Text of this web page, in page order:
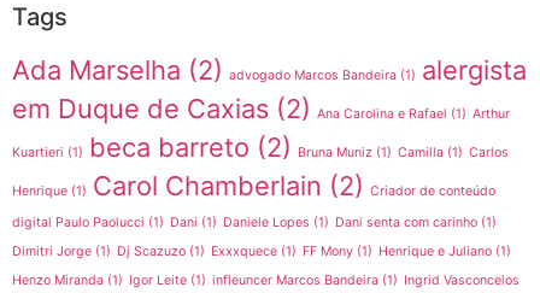
Tags
Ada Marselha (2) advogado Marcos Bandeira (1) alergista
em Duque de Caxias (2) Ana Carolina e Rafael (1) Arthur
Kuartieri (1) beca barreto (2) Bruna Muniz (1) Camilla (1) Carlos
Henrique (1) Carol Chamberlain (2) Criador de conteúdo
digital Paulo Paolucci (1) Dani (1) Daniele Lopes (1) Dani senta com carinho (1)
Dimitri Jorge (1) Dj Scazuzo (1) Exxxquece (1) FF Mony (1) Henrique e Juliano (1)
Henzo Miranda (1) Igor Leite (1) infleuncer Marcos Bandeira (1) Ingrid Vasconcelos